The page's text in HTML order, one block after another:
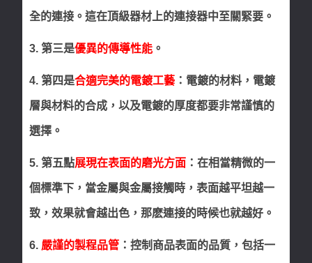
全的連接。這在頂級器材上的連接器中至關緊要。
3. 第三是優異的傳導性能 。
4. 第四是合適完美的電鍍工藝 ：電鍍的材料，電鍍
層與材料的合成，以及電鍍的厚度都要非常謹慎的
選擇。
5. 第五點展現在表面的磨光方面 ：在相當精微的一
個標準下，當金屬與金屬接觸時，表面越平坦越一
致，效果就會越出色，那麽連接的時候也就越好。
6. 嚴謹的製程品管 ：控制商品表面的品質，包括一